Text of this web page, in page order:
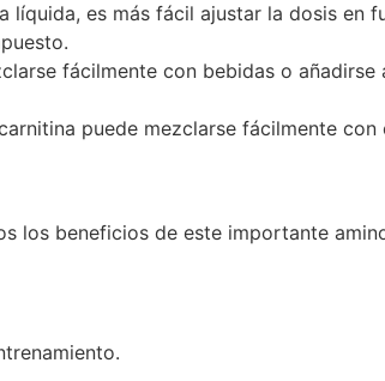
líquida, es más fácil ajustar la dosis en
fácilmente con bebidas o
puede mezclarse fácilmente
los beneficios de este importante